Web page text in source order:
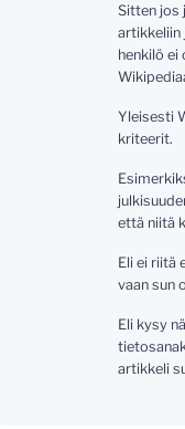
Sitten jos
artikkeliin
henkilö ei
Yleisesti
kriteerit.
että niitä
Eli ei riitä
vaan sun
Eli kysy
artikkeli